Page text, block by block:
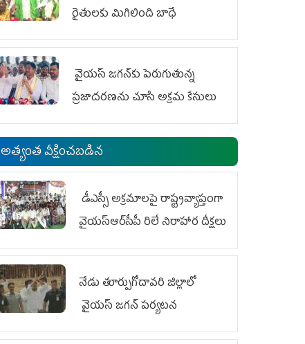
రైతులకు మిగిలింది బాధే
వైయ‌స్ జగన్‌కు పెరుగుతున్న
ప్రజాదరణను చూసి అక్రమ కేసులు
అత్యంత వీక్షించబడిన
డీఎస్సీ అక్రమాలపై రాష్ట్రవ్యాప్తంగా
వైయ‌స్ఆర్‌సీపీ రిలే నిరాహార దీక్షలు
నేడు తూర్పుగోదావరి జిల్లాలో
వైయస్‌ జగన్‌ పర్యటన